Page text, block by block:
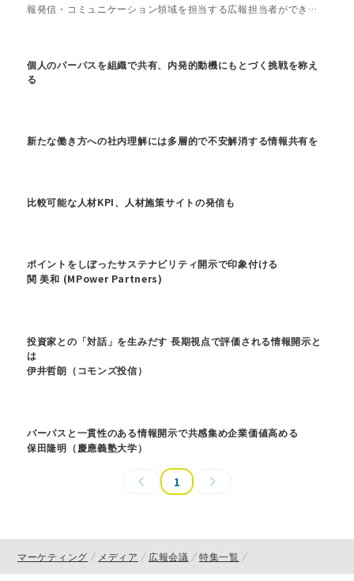
報発信・コミュニケーション領域を担当する広報担当者ができる
個人のパーパスを組織で共有、内発的動機にもとづく挑戦を称え
る
新たな働き方への社内理解には多層的で不安解消する情報共有を
比較可能な人材KPI、人材施策サイトの発信も
ポイントをしぼったサステナビリティ開示で印象付ける
関 美和 (MPower Partners)
投資家との「対話」を生みだす 長期視点で評価される情報開示と
は
伊井哲朗（コモンズ投信）
パーパスと一貫性のある情報開示で共感集め企業価値高める
保田隆明（慶應義塾大学）
1
マーケティング メディア 広報会議 特集一覧